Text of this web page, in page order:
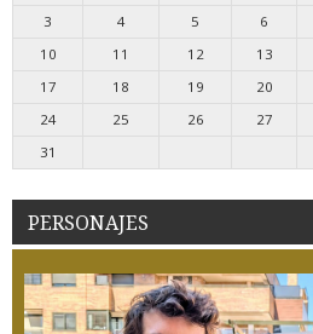
3
4 5 6
10
11 12 13
17
18 19 20
24
25 26 27
31
PERSONAJES